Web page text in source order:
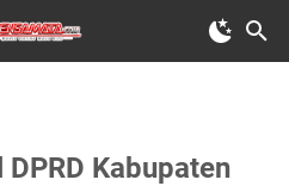
Kabupaten